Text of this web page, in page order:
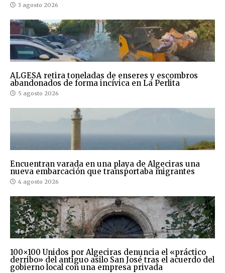
3 agosto 2026
ALGESA retira toneladas de enseres y escombros
abandonados de forma incívica en La Perlita
5 agosto 2026
Encuentran varada en una playa de Algeciras una
nueva embarcación que transportaba migrantes
4 agosto 2026
100×100 Unidos por Algeciras denuncia el «práctico
derribo» del antiguo asilo San José tras el acuerdo del
gobierno local con una empresa privada